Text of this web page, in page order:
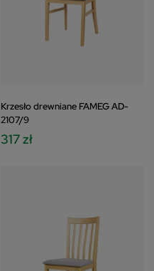
Krzesło drewniane FAMEG AD-
2107/9
317 zł